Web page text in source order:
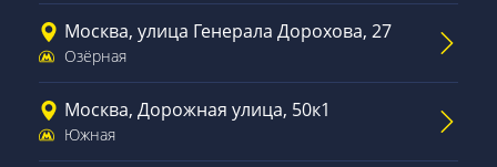
Москва, улица Генерала Дорохова, 27
Озёрная
Москва, Дорожная улица, 50к1
Южная